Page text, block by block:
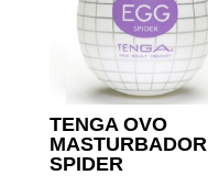
TENGA OVO
MASTURBADOR
SPIDER